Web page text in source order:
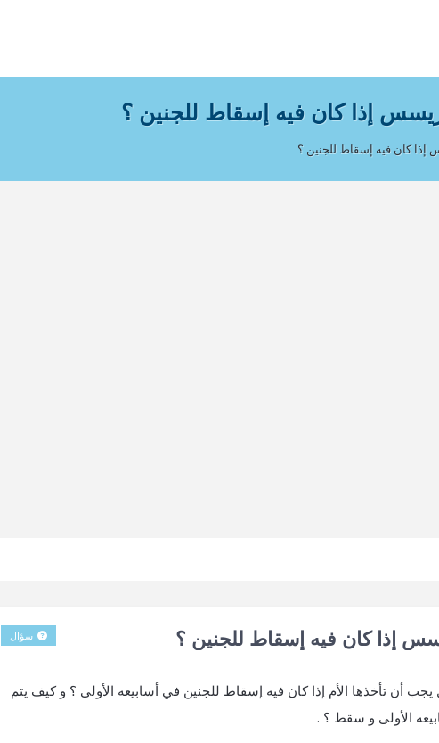
إذا كان فيه إسقاط للجنين ؟
كان فيه إسقاط للجنين ؟
إذا كان فيه إسقاط للجنين ؟ سؤال
أن تأخذها الأم إذا كان فيه إسقاط للجنين في أسابيعه الأولى ؟ و كيف يتم
الأولى و سقط ؟ .